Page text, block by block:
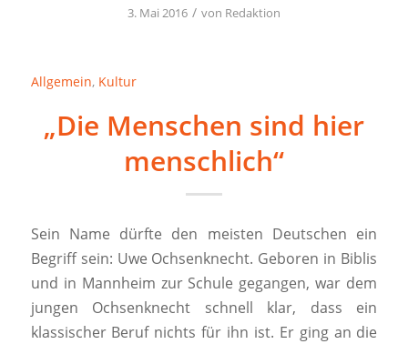
3. Mai 2016 / von Redaktion
Allgemein, Kultur
„Die Menschen sind hier
menschlich“
Sein Name dürfte den meisten Deutschen ein
Begriff sein: Uwe Ochsenknecht. Geboren in Biblis
und in Mannheim zur Schule gegangen, war dem
jungen Ochsenknecht schnell klar, dass ein
klassischer Beruf nichts für ihn ist. Er ging an die